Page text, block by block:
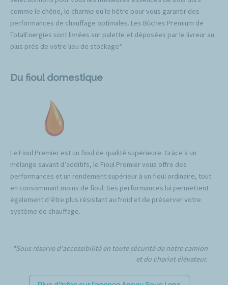
comme le chêne, le charme ou le hêtre pour vous garantir des
performances de chauffage optimales. Les Bûches Premium de
TotalEnergies sont livrées sur palette et déposées par le livreur au
plus près de votre lieu de stockage*.
Du fioul domestique
Le Fioul Premier est un fioul de qualité supérieure. Grâce à un
mélange savant d’additifs, le Fioul Premier vous offre des
performances et un rendement supérieur à un fioul ordinaire, tout
en consommant moins de fioul. Ses performances lui permettent
également d’être plus résistant au froid et de préserver votre
système de chauffage.
*Sous réserve d'accessibilité en toute sécurité de notre camion
et du chariot élévateur.